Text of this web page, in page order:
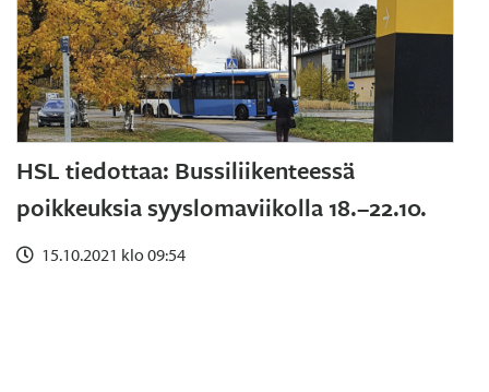
HSL tiedottaa: Bussiliikenteessä
poikkeuksia syyslomaviikolla 18.–22.10.
15.10.2021 klo 09:54